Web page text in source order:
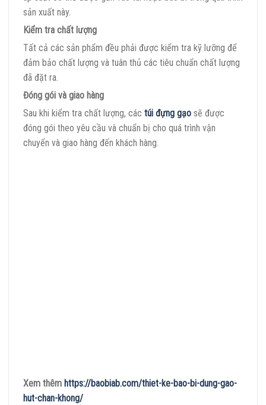
sản xuất này.
Kiểm tra chất lượng
Tất cả các sản phẩm đều phải được kiểm tra kỹ lưỡng để
đảm bảo chất lượng và tuân thủ các tiêu chuẩn chất lượng
đã đặt ra.
Đóng gói và giao hàng
Sau khi kiểm tra chất lượng, các túi đựng gạo sẽ được
đóng gói theo yêu cầu và chuẩn bị cho quá trình vận
chuyển và giao hàng đến khách hàng.
Xem thêm https://baobiab.com/thiet-ke-bao-bi-dung-gao-
hut-chan-khong/